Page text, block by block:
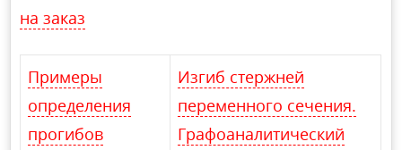
на заказ
Примеры
определения
прогибов
Изгиб стержней
переменного сечения.
Графоаналитиче­ский